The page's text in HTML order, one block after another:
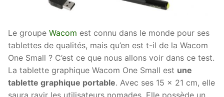
Le groupe Wacom est connu dans le monde pour ses
tablettes de qualités, mais qu’en est t-il de la Wacom
One Small ? C’est ce que nous allons voir dans ce test.
La tablette graphique Wacom One Small est une
tablette graphique portable. Avec ses 15 x 21 cm, elle